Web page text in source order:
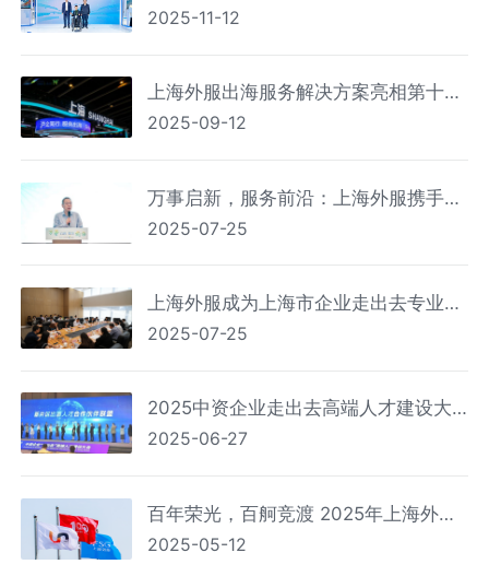
办 上海外服携手多方共促残疾人就业与
2025-11-12
上海外服出海服务解决方案亮相第十
届“一带一路”高峰论坛
2025-09-12
万事启新，服务前沿：上海外服携手上
海前沿，共筑生物医药新生态
2025-07-25
上海外服成为上海市企业走出去专业服
务联盟首批机构
2025-07-25
2025中资企业走出去高端人才建设大
会上海外服分会场圆满完成
2025-06-27
百年荣光，百舸竞渡 2025年上海外服
雇员工会龙舟邀请赛成功举办
2025-05-12